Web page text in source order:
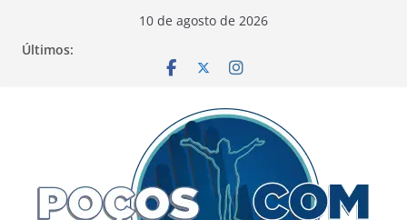
10 de agosto de 2026
Últimos: